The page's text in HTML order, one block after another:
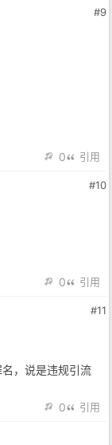
#9
0 引用
#10
0 引用
#11
，说是违规引流
0 引用